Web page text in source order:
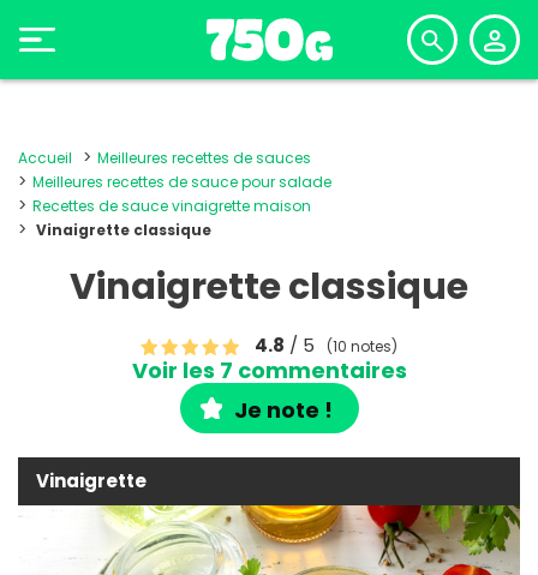
Accueil
Meilleures recettes de sauces
Meilleures recettes de sauce pour salade
Recettes de sauce vinaigrette maison
Vinaigrette classique
Vinaigrette classique
4.8 / 5 (10 notes)
Voir les 7 commentaires
Je note !
Vinaigrette